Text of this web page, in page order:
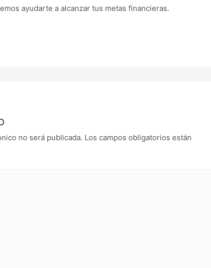
ayudarte a alcanzar tus metas financieras.
no será publicada. Los campos obligatorios están